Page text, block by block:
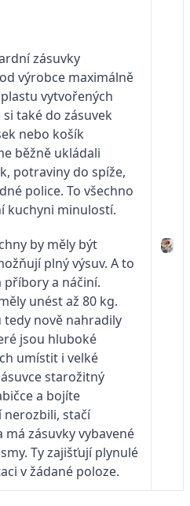
zásuvky
výrobce maximálně
vytvořených
také do zásuvek
nebo košík
běžně ukládali
potraviny do spíže,
police. To všechno
kuchyni minulostí.
by měly být
plný výsuv. A to
příbory a náčiní.
unést až 80 kg.
nově nahradily
jsou hluboké
umístit i velké
starožitný
a bojíte
nerozbili, stačí
­zásuvky vybavené
Ty zajišťují plynulé
v žádané poloze.